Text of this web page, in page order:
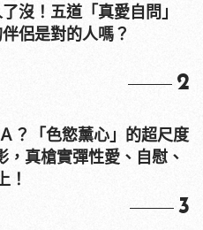
沒！五道「真愛自問」
侶是對的人嗎？
2
？「色慾薰心」的超尺度
，真槍實彈性愛、自慰、
！
3